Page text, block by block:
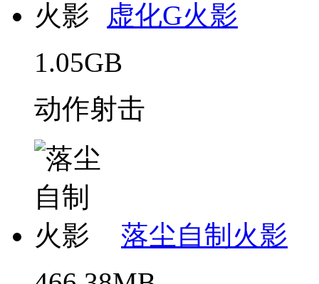
虚化G火影
1.05GB
动作射击
落尘自制火影